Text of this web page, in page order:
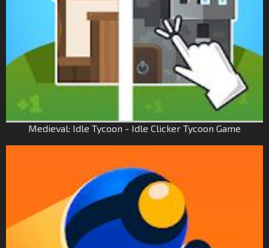
Medieval: Idle Tycoon - Idle Clicker Tycoon Game